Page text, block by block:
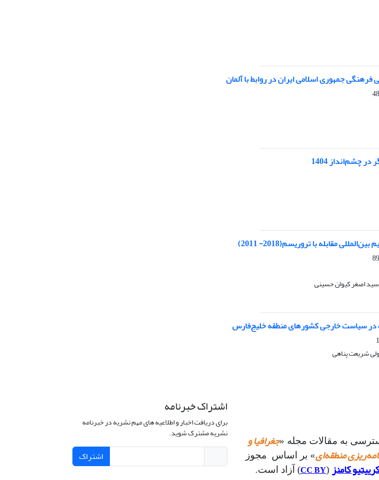
فرهنگی جمهوری اسلامی ایران در روابط با آلمان
1404
مقابله با تروریسم(2018- 2011)
اصغر کیوان حسینی
در سیاست خارجی کشورهای منطقه‌ خلیج‌فارس
شریعت پناهی
به مقالات مجله «جغرافیا و
منطقه‌ای» بر اساس مجوز
کرییتیو کامنز (
CC BY) آزاد است.
اشتراک خبرنامه
برای دریافت اخبار و اطلاعیه های مهم نشریه در خبرنامه
نشریه مشترک شوید.
اشتراک